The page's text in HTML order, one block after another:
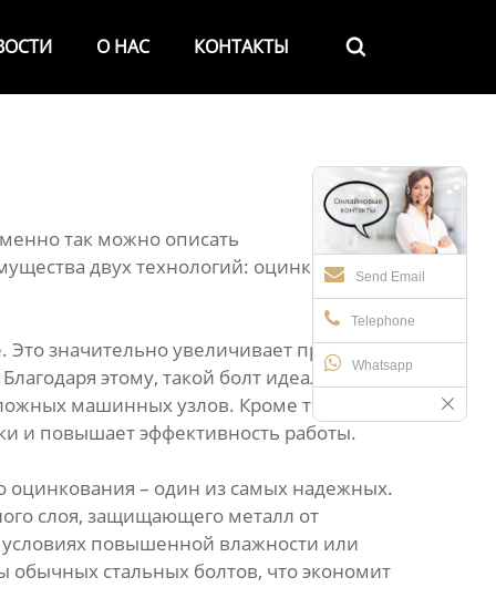
О НАС КОНТАКТЫ 
Send Email
Telephone
Whatsapp
так можно описать
двух технологий: оцинкования и
Это значительно увеличивает прочность
этому, такой болт идеально
машинных узлов. Кроме того,
и повышает эффективность работы.
оцинкования – один из самых надежных.
слоя, защищающего металл от
условиях повышенной влажности или
обычных стальных болтов, что экономит